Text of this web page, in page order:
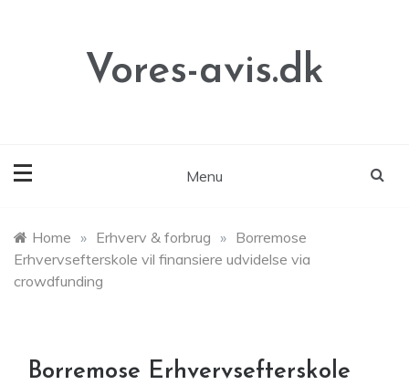
Vores-avis.dk
Menu
Home » Erhverv & forbrug » Borremose
Erhvervsefterskole vil finansiere udvidelse via
crowdfunding
Borremose Erhvervsefterskole